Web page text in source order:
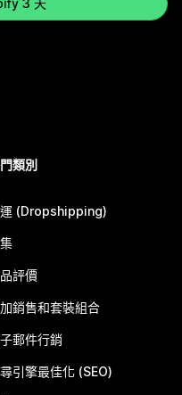
3 天
類別
(Dropshipping)
評價
銷售和套裝組合
郵件行銷
引擎最佳化 (SEO)